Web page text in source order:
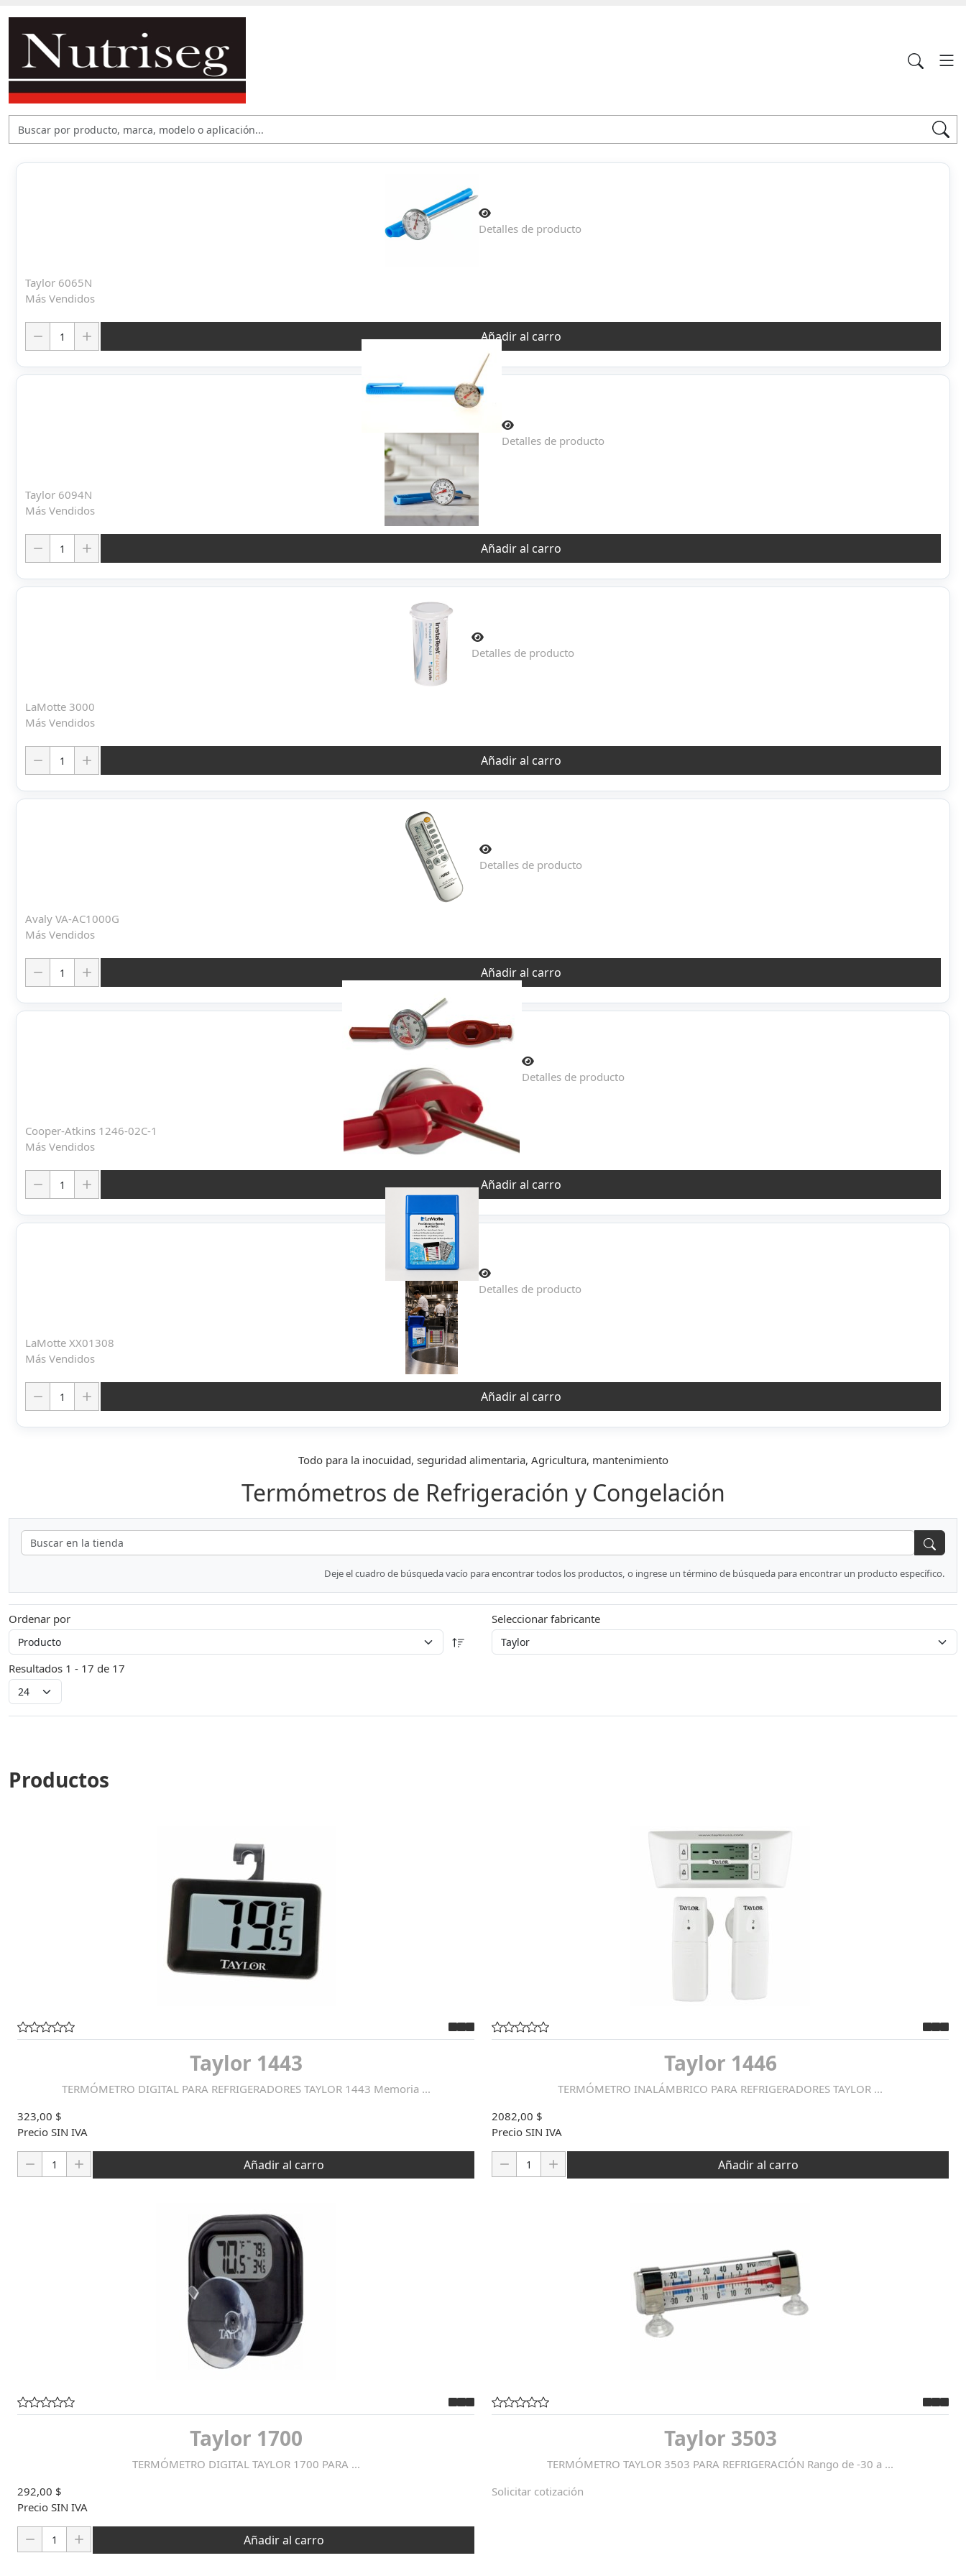
Detalles de producto
Taylor 6065N
Más Vendidos
Añadir al carro
Detalles de producto
Taylor 6094N
Más Vendidos
Añadir al carro
Detalles de producto
LaMotte 3000
Más Vendidos
Añadir al carro
Detalles de producto
Avaly VA-AC1000G
Más Vendidos
Añadir al carro
Detalles de producto
Cooper-Atkins 1246-02C-1
Más Vendidos
Añadir al carro
Detalles de producto
LaMotte XX01308
Más Vendidos
Añadir al carro
Todo para la inocuidad, seguridad alimentaria, Agricultura, mantenimiento
Termómetros de Refrigeración y Congelación
Deje el cuadro de búsqueda vacío para encontrar todos los productos, o ingrese un término de búsqueda para encontrar un producto específico.
Ordenar por Seleccionar fabricante
Resultados 1 - 17 de 17
Productos
Taylor 1443
TERMÓMETRO DIGITAL PARA REFRIGERADORES TAYLOR 1443 Memoria ...
323,00 $
Precio SIN IVA
Cantidad:
Añadir al carro
Taylor 1446
TERMÓMETRO INALÁMBRICO PARA REFRIGERADORES TAYLOR ...
2082,00 $
Precio SIN IVA
Cantidad:
Añadir al carro
Taylor 1700
TERMÓMETRO DIGITAL TAYLOR 1700 PARA ...
292,00 $
Precio SIN IVA
Cantidad:
Añadir al carro
Taylor 3503
TERMÓMETRO TAYLOR 3503 PARA REFRIGERACIÓN Rango de -30 a ...
Solicitar cotización